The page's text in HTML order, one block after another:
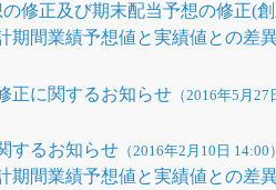
修正及び期末配当予想の修正(
期間業績予想値と実績値との差
正に関するお知らせ （2016年5月27
するお知らせ （2016年2月10日 14:00）
期間業績予想値と実績値との差